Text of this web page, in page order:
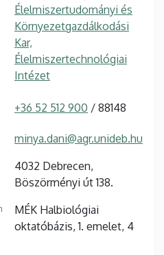
Élelmiszertudományi és
Környezetgazdálkodási
Kar,
Élelmiszertechnológiai
Intézet
+36 52 512 900 / 88148
minya.dani@agr.unideb.hu
4032 Debrecen,
Böszörményi út 138.
MÉK Halbiológiai
oktatóbázis, 1. emelet, 4